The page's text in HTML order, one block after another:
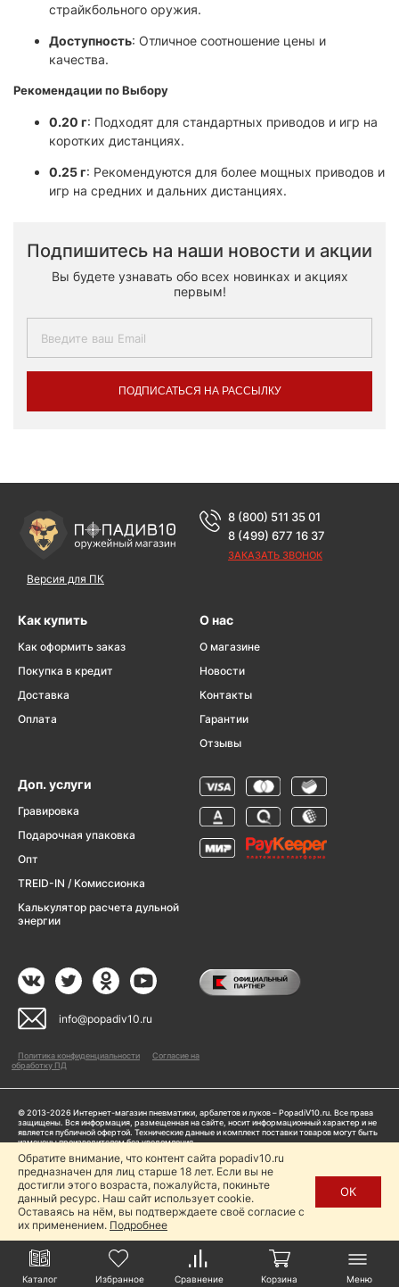
страйкбольного оружия.
Доступность: Отличное соотношение цены и
качества.​
Рекомендации по Выбору
0.20 г: Подходят для стандартных приводов и игр на
коротких дистанциях.
0.25 г: Рекомендуются для более мощных приводов и
игр на средних и дальних дистанциях.
Подпишитесь на наши новости и акции
Вы будете узнавать обо всех новинках и акциях
первым!
ПОДПИСАТЬСЯ НА РАССЫЛКУ
Версия для ПК
8 (800) 511 35 01
8 (499) 677 16 37
ЗАКАЗАТЬ ЗВОНОК
Как купить
Как оформить заказ
Покупка в кредит
Доставка
Оплата
О нас
О магазине
Новости
Контакты
Гарантии
Отзывы
Доп. услуги
Гравировка
Подарочная упаковка
Опт
TREID-IN / Комиссионка
Калькулятор расчета дульной
энергии
info@popadiv10.ru
Политика конфиденциальности
Согласие на
обработку ПД
© 2013-2026 Интернет-магазин пневматики, арбалетов и луков – PopadiV10.ru. Все права
защищены. Вся информация, размещенная на сайте, носит информационный характер и не
является публичной офертой. Технические данные и комплект поставки товаров могут быть
изменены производителем без уведомления
ИП Жарук Александр Сергеевич, ОГРНИП: 314504704200042
Пользуясь сайтом Popadiv10.ru, пользователь автоматически соглашается с условиями,
прописанными в
Политике конфиденциальности
Копирование любой информации (тексты, фото, видео и др.) с сайта Popadiv10 запрещено,
за исключением наличия письменного согласия администрации сайта Popadiv10.
Каталог Избранное Сравнение Корзина Меню
Обратите внимание, что контент сайта popadiv10.ru
предназначен для лиц старше 18 лет. Если вы не
достигли этого возраста, пожалуйста, покиньте
данный ресурс. Наш сайт использует cookie.
Оставаясь на нём, вы подтверждаете своё согласие с
их применением. Подробнее
ОК